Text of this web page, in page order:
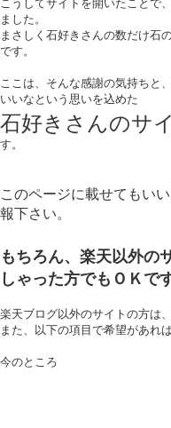
ました。
まさしく石好きさんの数だけ
です。
ここは、そんな感謝の気持ちと
いいなという思いを込めた
石好きさんのサ
す。
このページに載せてもい
報下さい。
もちろん、楽天以外の
しゃった方でもＯＫで
楽天ブログ以外のサイトの方は
また、以下の項目で希望があれば
今のところ